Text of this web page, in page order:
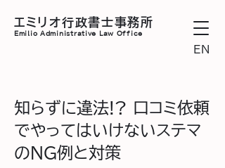
エミリオ行政書士事務所
Emilio Administrative Law Office
EN
知らずに違法!? 口コミ依頼
でやってはいけないステマ
のNG例と対策